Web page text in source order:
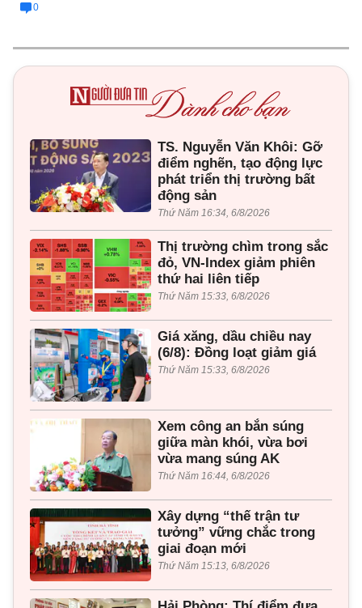
0
TS. Nguyễn Văn Khôi: Gỡ
điểm nghẽn, tạo động lực
phát triển thị trường bất
động sản
Thứ Năm 16:34, 6/8/2026
Thị trường chìm trong sắc
đỏ, VN-Index giảm phiên
thứ hai liên tiếp
Thứ Năm 15:33, 6/8/2026
Giá xăng, dầu chiều nay
(6/8): Đồng loạt giảm giá
Thứ Năm 15:33, 6/8/2026
Xem công an bắn súng
giữa màn khói, vừa bơi
vừa mang súng AK
Thứ Năm 16:44, 6/8/2026
Xây dựng “thế trận tư
tưởng” vững chắc trong
giai đoạn mới
Thứ Năm 15:13, 6/8/2026